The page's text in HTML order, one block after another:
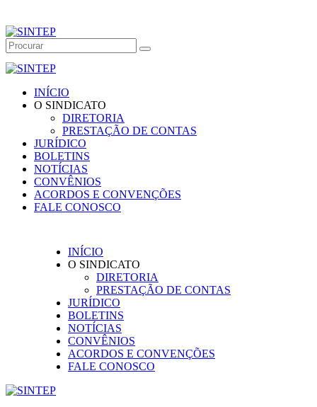
INÍCIO
O SINDICATO
DIRETORIA
PRESTAÇÃO DE CONTAS
JURÍDICO
BOLETINS
NOTÍCIAS
CONVÊNIOS
ACORDOS E CONVENÇÕES
FALE CONOSCO
INÍCIO
O SINDICATO
DIRETORIA
PRESTAÇÃO DE CONTAS
JURÍDICO
BOLETINS
NOTÍCIAS
CONVÊNIOS
ACORDOS E CONVENÇÕES
FALE CONOSCO